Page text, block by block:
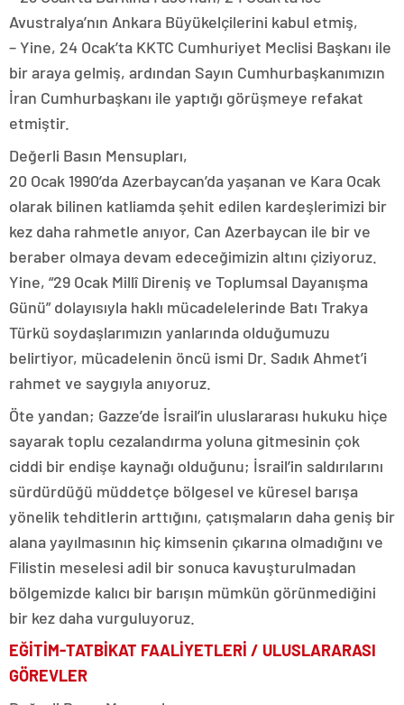
Avustralya’nın Ankara Büyükelçilerini kabul etmiş,
– Yine, 24 Ocak’ta KKTC Cumhuriyet Meclisi Başkanı ile
bir araya gelmiş, ardından Sayın Cumhurbaşkanımızın
İran Cumhurbaşkanı ile yaptığı görüşmeye refakat
etmiştir.
Değerli Basın Mensupları,
20 Ocak 1990’da Azerbaycan’da yaşanan ve Kara Ocak
olarak bilinen katliamda şehit edilen kardeşlerimizi bir
kez daha rahmetle anıyor, Can Azerbaycan ile bir ve
beraber olmaya devam edeceğimizin altını çiziyoruz.
Yine, “29 Ocak Millî Direniş ve Toplumsal Dayanışma
Günü” dolayısıyla haklı mücadelelerinde Batı Trakya
Türkü soydaşlarımızın yanlarında olduğumuzu
belirtiyor, mücadelenin öncü ismi Dr. Sadık Ahmet’i
rahmet ve saygıyla anıyoruz.
Öte yandan; Gazze’de İsrail’in uluslararası hukuku hiçe
sayarak toplu cezalandırma yoluna gitmesinin çok
ciddi bir endişe kaynağı olduğunu; İsrail’in saldırılarını
sürdürdüğü müddetçe bölgesel ve küresel barışa
yönelik tehditlerin arttığını, çatışmaların daha geniş bir
alana yayılmasının hiç kimsenin çıkarına olmadığını ve
Filistin meselesi adil bir sonuca kavuşturulmadan
bölgemizde kalıcı bir barışın mümkün görünmediğini
bir kez daha vurguluyoruz.
EĞİTİM-TATBİKAT FAALİYETLERİ / ULUSLARARASI
GÖREVLER